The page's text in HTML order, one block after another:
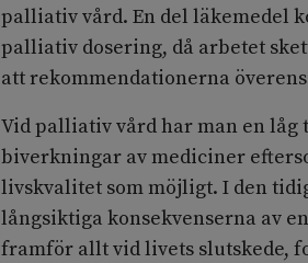
palliativ vård. En del läkemedel
palliativ dosering, då arbetet
att rekommendationerna
Vid palliativ vård har man en låg
biverkningar av mediciner
livskvalitet som möjligt. I den
långsiktiga konsekvenserna av
framför allt vid livets slutskede,